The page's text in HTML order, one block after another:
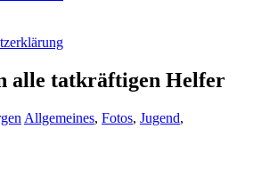
alle tatkräftigen Helfer
Allgemeines, Fotos, Jugend,